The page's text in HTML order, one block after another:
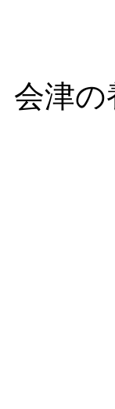
会津